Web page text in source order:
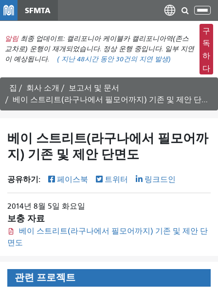
텐
츠
로
건
너
뛰
기
SFMTA
탐
색
메
뉴
전
환
알림 최종 업데이트: 캘리포니아 케이블카 캘리포니아역(존스
교차로) 운행이 재개되었습니다. 정상 운행 중입니다. 일부 지연
이 예상됩니다.
( 지난 48시간 동안30건의 지연 발생)
구
독
하
다
집 회사 소개
보고서 및 문서
베이 스트리트(라구나에서 필모어까지) 기존 및 제안 단면도
베이 스트리트(라구나에서 필모어까
지) 기존 및 제안 단면도
공유하기: 페이스북 트위터 링크드인
2014년 8월 5일 화요일
보충 자료
베이 스트리트(라구나에서 필모어까지) 기존 및 제안 단
면도
관련 프로젝트